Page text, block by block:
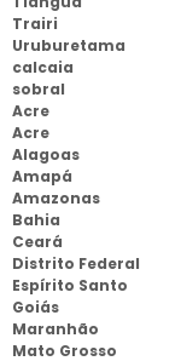
Trairi
Uruburetama
calcaia
sobral
Acre
Acre
Alagoas
Amapá
Amazonas
Bahia
Ceará
Distrito Federal
Espírito Santo
Goiás
Maranhão
Mato Grosso